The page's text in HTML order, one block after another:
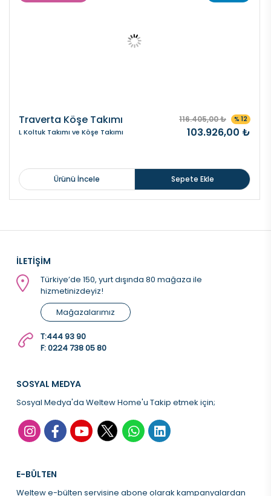
Traverta Köşe Takımı
L Koltuk Takımı ve Köşe Takımı
116.405,00 ₺ % 12
103.926,00 ₺
Ürünü İncele Sepete Ekle
İLETİŞİM
Türkiye’de 150, yurt dışında 80 mağaza ile
hizmetinizdeyiz!
Mağazalarımız
T:444 93 90
F: 0224 738 05 80
SOSYAL MEDYA
Sosyal Medya'da Weltew Home'u Takip etmek için;
E-BÜLTEN
Weltew e-bülten servisine abone olarak kampanyalardan